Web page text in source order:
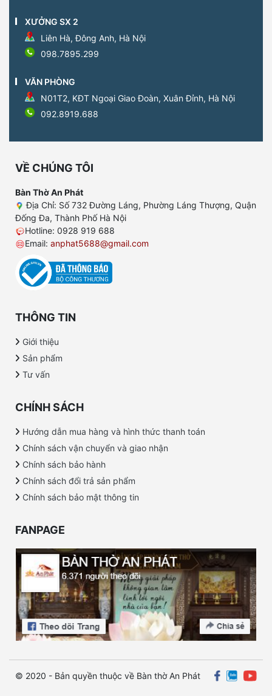
XƯỞNG SX 2
Liên Hà, Đông Anh, Hà Nội
098.7895.299
VĂN PHÒNG
N01T2, KĐT Ngoại Giao Đoàn, Xuân Đỉnh, Hà Nội
092.8919.688
VỀ CHÚNG TÔI
Bàn Thờ An Phát
Địa Chỉ: Số 732 Đường Láng, Phường Láng Thượng, Quận
Đống Đa, Thành Phố Hà Nội
Hotline: 0928 919 688
Email: anphat5688@gmail.com
THÔNG TIN
Giới thiệu
Sản phẩm
Tư vấn
CHÍNH SÁCH
Hướng dẫn mua hàng và hình thức thanh toán
Chính sách vận chuyển và giao nhận
Chính sách bảo hành
Chính sách đổi trả sản phẩm
Chính sách bảo mật thông tin
FANPAGE
© 2020 - Bản quyền thuộc về Bàn thờ An Phát